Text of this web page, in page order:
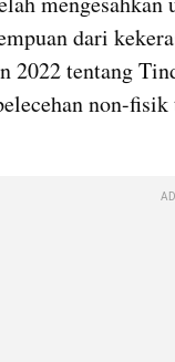
dari
2022 tentang
non-